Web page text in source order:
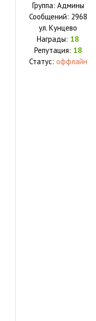
Группа: Админы
Сообщений: 2968
ул. Кунцево
Награды: 18
Репутация: 18
Статус: оффлайн